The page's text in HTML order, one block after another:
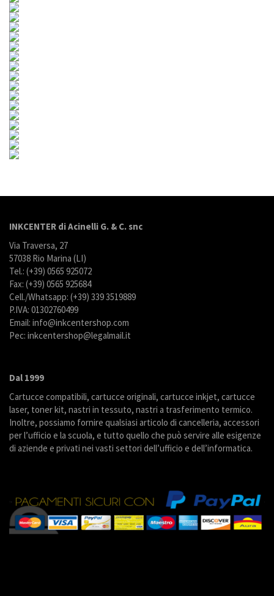
INKCENTER di Acinelli G. & C. snc
Via Traversa, 27
57038 Rio Marina (LI)
Tel.: (+39) 0565 925072
Fax: (+39) 0565 925684
Cell./Whatsapp: (+39) 339 3519889
P.IVA: 01302760499
Email: info@inkcentershop.com
Pec: inkcentershop@legalmail.it
Dal 1999
Cartucce compatibili, cartucce originali, cartucce inkjet, cartucce
laser, toner kit, nastri in tessuto, nastri a trasferimento termico.
Inoltre, possiamo fornire qualsiasi articolo di cancelleria, accessori
per l’ufficio e la scuola, e tutto quello che può servire alle esigenze
di aziende e privati nei vasti settori dell’ufficio e dell’informatica.